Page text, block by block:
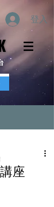
登入
座